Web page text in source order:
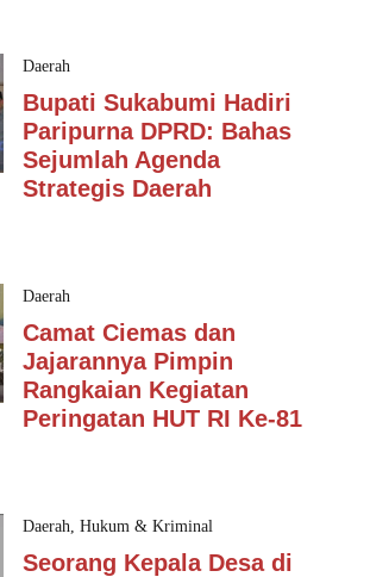
Daerah
Bupati Sukabumi Hadiri
Paripurna DPRD: Bahas
Sejumlah Agenda
Strategis Daerah
Daerah
Camat Ciemas dan
Jajarannya Pimpin
Rangkaian Kegiatan
Peringatan HUT RI Ke-81
Daerah, Hukum & Kriminal
Seorang Kepala Desa di